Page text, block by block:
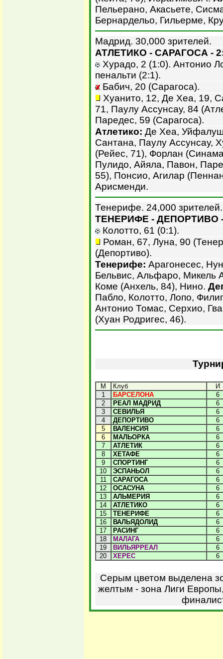
Пельерано, Акасьете,
Бернардельо, Гильерме,
Мадрид. 30,000 зрителей.
АТЛЕТИКО - САРАГОСА -
Хурадо, 2 (1:0). Антонио
пенальти (2:1).
Бабич, 20 (Сарагоса).
Хуанито, 12, Де Хеа, 19,
71, Паулу Ассунсау, 84
Паредес, 59 (Сарагоса).
Атлетико: Де Хеа,
Сантана, Паулу Ассунсау,
(Рейес, 71), Форлан
Пулидо, Айяла, Павон,
55), Понсио, Агилар
Арисменди.
Тенерифе. 24,000 зрителей.
ТЕНЕРИФЕ - ДЕПОРТИВО
Колотто, 61 (0:1).
Роман, 67, Луна, 90
(Депортиво).
Тенерифе: Арагонесес,
Бельвис, Альфаро, Микель
Коме (Анхель, 84), Нино.
Пабло, Колотто, Лопо,
Антонио Томас, Серхио,
(Хуан Родригес, 46).
М Клуб
И
1
БАРСЕЛОНА
6
2
РЕАЛ МАДРИД
6
3
СЕВИЛЬЯ
6
4
ДЕПОРТИВО
6
5
ВАЛЕНСИЯ
6
6
МАЛЬОРКА
6
7
АТЛЕТИК
6
8
ХЕТАФЕ
6
9
СПОРТИНГ
6
10
ЭСПАНЬОЛ
6
11
САРАГОСА
6
12
ОСАСУНА
6
13
АЛЬМЕРИЯ
6
14
АТЛЕТИКО
6
15
ТЕНЕРИФЕ
6
16
ВАЛЬЯДОЛИД
6
17
РАСИНГ
6
18
МАЛАГА
6
19
ВИЛЬЯРРЕАЛ
6
20
ХЕРЕС 6
Серым цветом выделена
желтым - зона Лиги